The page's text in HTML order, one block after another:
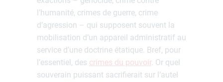
l’humanité, crimes de guerre, crime
d’agression – qui supposent souvent la
mobilisation d’un appareil administratif au
service d’une doctrine étatique. Bref, pour
l’essentiel, des crimes du pouvoir. Or quel
souverain puissant sacrifierait sur l’autel